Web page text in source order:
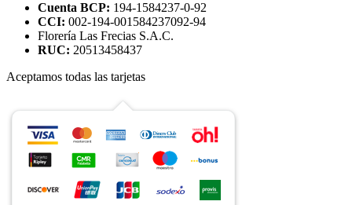
Cuenta BCP: 194-1584237-0-92
CCI: 002-194-001584237092-94
Florería Las Frecias S.A.C.
RUC: 20513458437
Aceptamos todas las tarjetas